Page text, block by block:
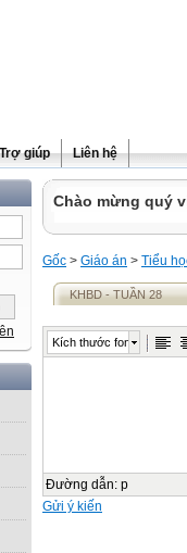
Trợ giúp Liên hệ
Chào mừng quý
Gốc > Giáo án > Tiểu
KHBD - TUẦN 28
Kích thước font
Đường dẫn: p
Gửi ý kiến